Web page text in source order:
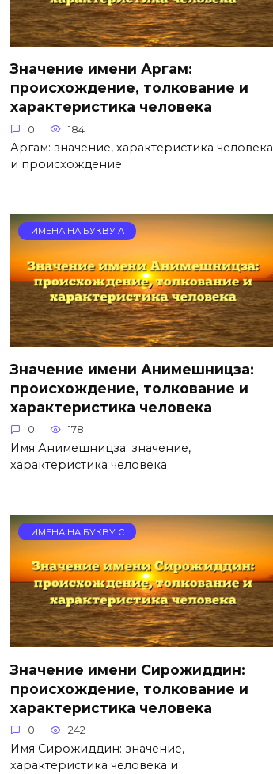
Значение имени Аргам:
происхождение, толкование и
характеристика человека
0 184
Аргам: значение, характеристика человека
и происхождение
ИМЕНА НА БУКВУ А
Значение имени Анимешницза:
происхождение, толкование и
характеристика человека
0 178
Имя Анимешницза: значение,
характеристика человека
ИМЕНА НА БУКВУ С
Значение имени Сирожиддин:
происхождение, толкование и
характеристика человека
0 242
Имя Сирожиддин: значение,
характеристика человека и